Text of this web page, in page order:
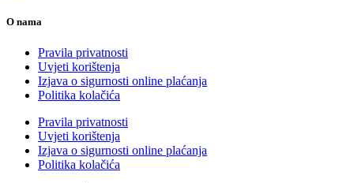
O nama
Pravila privatnosti
Uvjeti korištenja
Izjava o sigurnosti online plaćanja
Politika kolačića
Pravila privatnosti
Uvjeti korištenja
Izjava o sigurnosti online plaćanja
Politika kolačića